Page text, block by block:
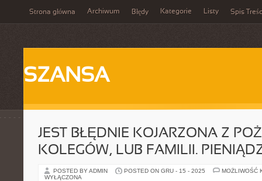
Strona główna Archiwum Błędy Kategorie Listy Spis
SZANSA
JEST BŁĘDNIE KOJARZONA Z
KOLEGÓW, LUB FAMILII.
POSTED BY ADMIN POSTED ON GRU - 15 - 2025
MOŻLIWOŚĆ
WYŁĄCZONA